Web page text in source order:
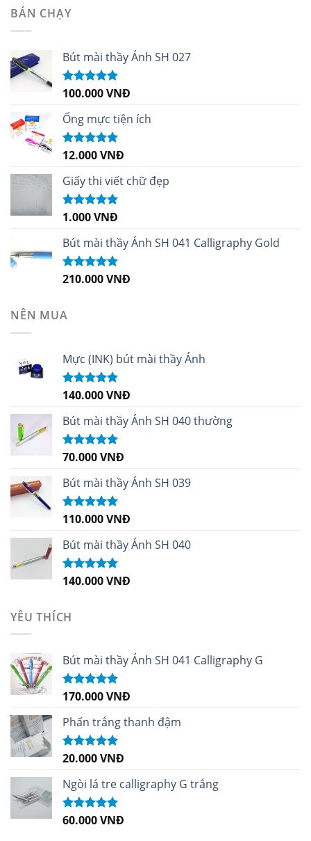
BÁN CHẠY
Bút mài thầy Ánh SH 027
Được xếp
sao
100.000VNĐ
Ống mực tiện ích
Được xếp
sao
12.000VNĐ
Giấy thi viết chữ đẹp
Được xếp
sao
1.000VNĐ
Bút mài thầy Ánh SH 041 Calligraphy Gold
Được xếp
210.000VNĐ
NÊN MUA
Mực (INK) bút mài thầy Ánh
Được xếp
sao
140.000VNĐ
Bút mài thầy Ánh SH 040 thường
Được xếp
sao
70.000VNĐ
Bút mài thầy Ánh SH 039
Được xếp
sao
110.000VNĐ
Bút mài thầy Ánh SH 040
Được xếp
140.000VNĐ
YÊU THÍCH
Bút mài thầy Ánh SH 041 Calligraphy G
Được xếp
sao
170.000VNĐ
Phấn trắng thanh đậm
Được xếp
sao
20.000VNĐ
Ngòi lá tre calligraphy G trắng
Được xếp
60.000VNĐ